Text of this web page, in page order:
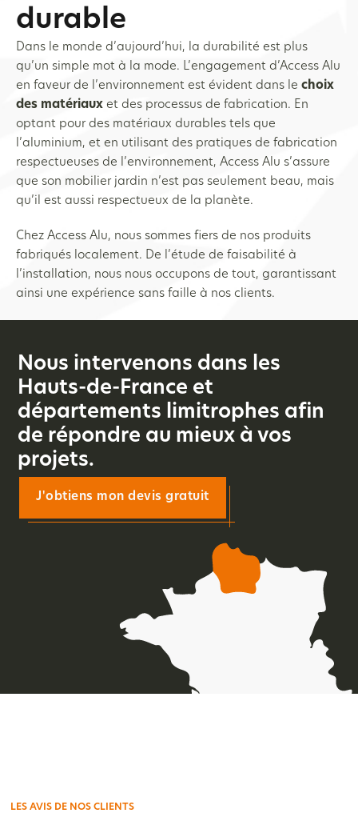
durable
Dans le monde d’aujourd’hui, la durabilité est plus
qu’un simple mot à la mode. L’engagement d’Access Alu
en faveur de l’environnement est évident dans le choix
des matériaux et des processus de fabrication. En
optant pour des matériaux durables tels que
l’aluminium, et en utilisant des pratiques de fabrication
respectueuses de l’environnement, Access Alu s’assure
que son mobilier jardin n’est pas seulement beau, mais
qu’il est aussi respectueux de la planète.
Chez Access Alu, nous sommes fiers de nos produits
fabriqués localement. De l’étude de faisabilité à
l’installation, nous nous occupons de tout, garantissant
ainsi une expérience sans faille à nos clients.
Nous intervenons dans les
Hauts-de-France et
départements limitrophes afin
de répondre au mieux à vos
projets.
J'obtiens mon devis gratuit
LES AVIS DE NOS CLIENTS